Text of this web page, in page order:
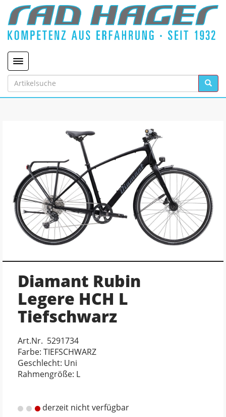
Toggle navigation
Diamant Rubin
Legere HCH L
Tiefschwarz
Art.Nr. 5291734
Farbe: TIEFSCHWARZ
Geschlecht: Uni
Rahmengröße: L
derzeit nicht verfügbar